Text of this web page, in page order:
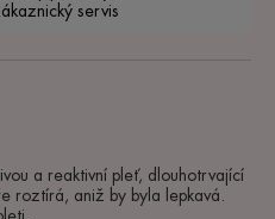
servis
a reaktivní pleť, dlouhotrvající
roztírá, aniž by byla lepkavá.